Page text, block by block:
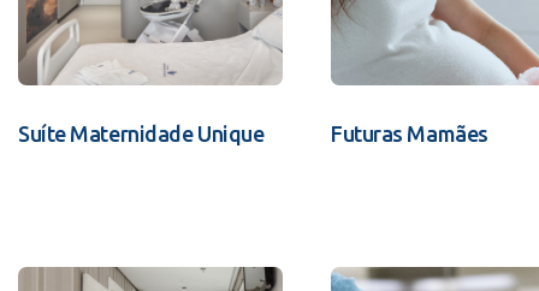
Suíte Maternidade Unique Futuras Mamães